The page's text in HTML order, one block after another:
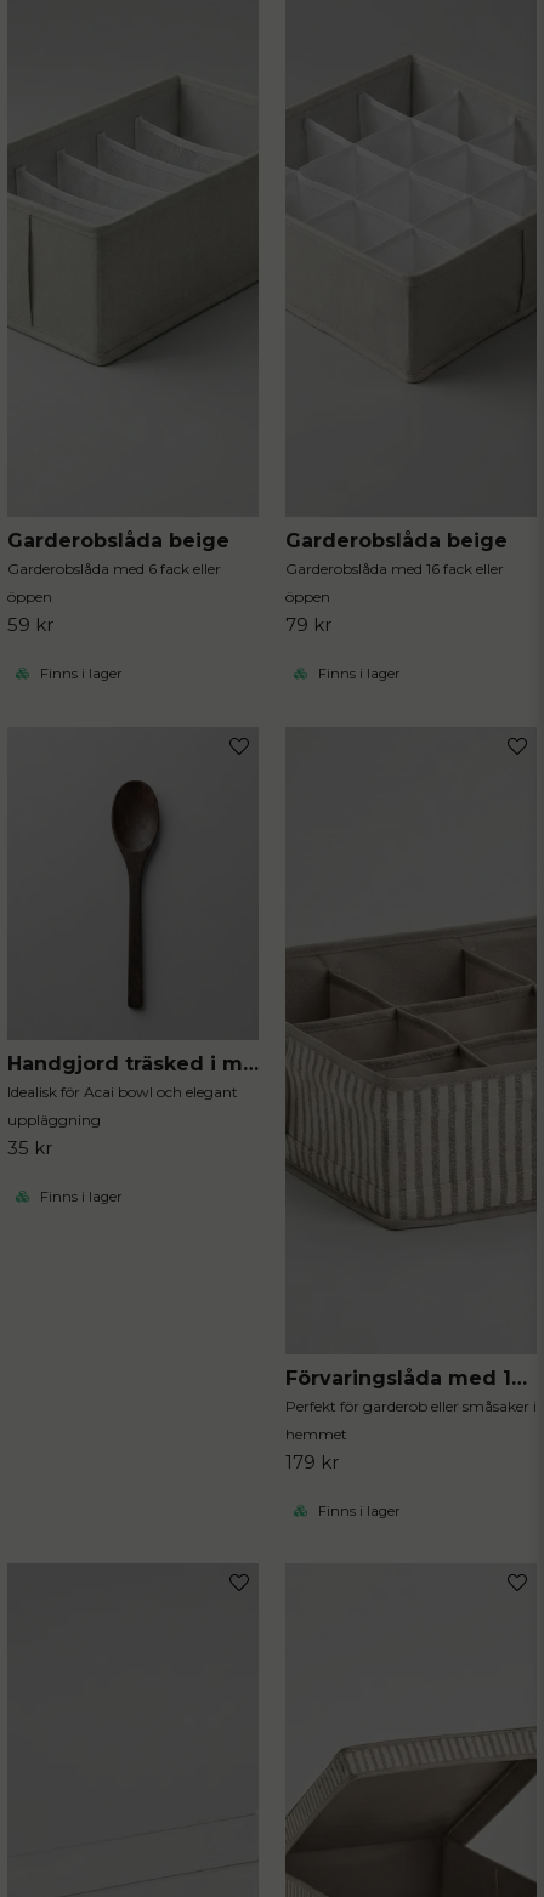
Garderobslåda beige
Garderobslåda med 6 fack eller
öppen
59 kr
Finns i lager
Garderobslåda beige
Garderobslåda med 16 fack eller
öppen
79 kr
Finns i lager
Handgjord träsked i mörkt trä
Idealisk för Acai bowl och elegant
uppläggning
35 kr
Finns i lager
Förvaringslåda med 12 fack stripe
Perfekt för garderob eller småsaker i
hemmet
179 kr
Finns i lager